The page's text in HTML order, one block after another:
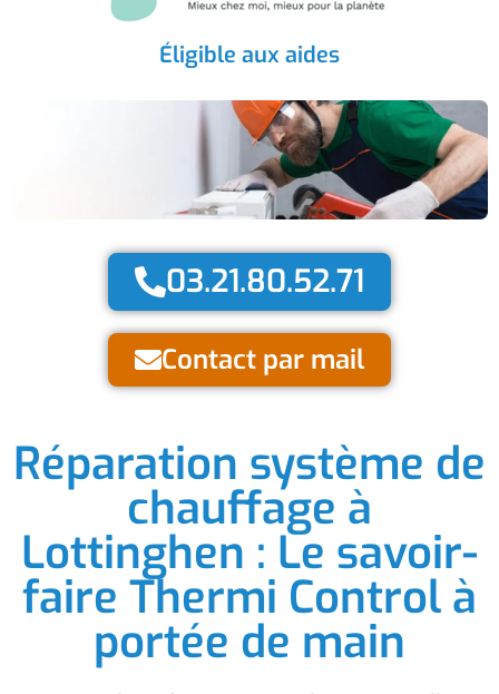
Éligible aux aides
03.21.80.52.71
Contact par mail
Réparation système de
chauffage à
Lottinghen : Le savoir-
faire Thermi Control à
portée de main